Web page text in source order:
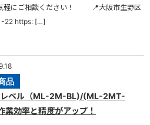
軽にご相談ください！ 📍大阪市生野区
22 https: […]
品
レベル（ML-2M-BL)/(ML-2MT-
効率と精度がアップ！